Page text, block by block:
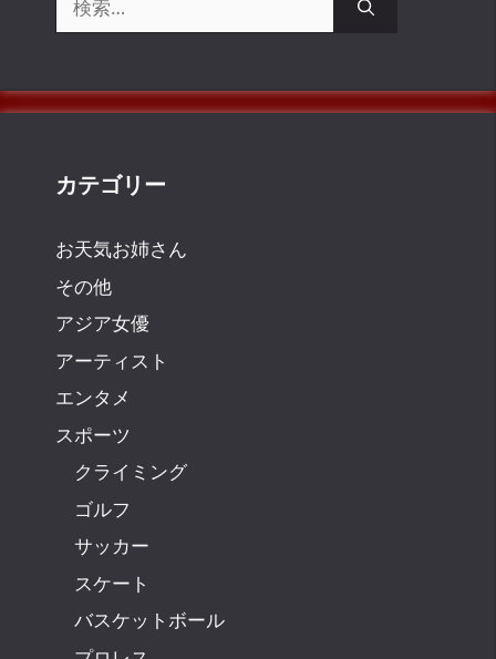
索:
カテゴリー
お天気お姉さん
その他
アジア女優
アーティスト
エンタメ
スポーツ
クライミング
ゴルフ
サッカー
スケート
バスケットボール